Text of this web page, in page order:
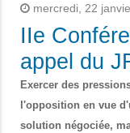
mercredi, 22
IIe
appel du
Exercer des
l'opposition en vue
solution négociée,